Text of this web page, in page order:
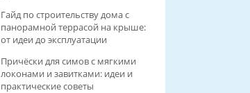
Гайд по строительству дома с
панорамной террасой на крыше:
от идеи до эксплуатации
Причёски для симов с мягкими
локонами и завитками: идеи и
практические советы